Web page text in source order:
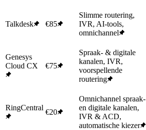
Talkdesk €85
Slimme routering,
IVR, AI-tools,
omnichannel
Genesys
Cloud CX
€75
Spraak- & digitale
kanalen, IVR,
voorspellende
routering
RingCentral
€20
Omnichannel spraak-
en digitale kanalen,
IVR & ACD,
automatische kiezer